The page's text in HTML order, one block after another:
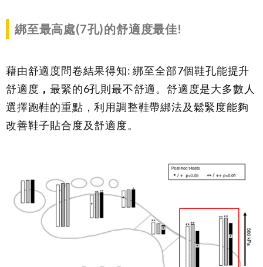
綁至最高處(7孔)的舒適度最佳!
藉由舒適度問卷結果得知: 綁至全部7個鞋孔能提升
舒適度 ，最緊的6孔則最不舒適。舒適度是大多數人
選擇跑鞋的重點，利用調整鞋帶綁法及鬆緊度能夠
改善鞋子貼合度及舒適度。